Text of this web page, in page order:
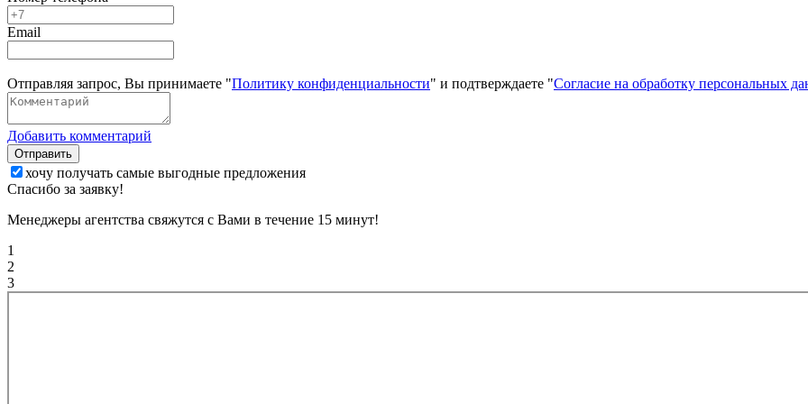
Email
Отправляя запрос, Вы принимаете "Политику конфиденциальности" и подтверждаете "Согласие на обработку персональных
Добавить комментарий
Отправить
хочу получать самые выгодные предложения
Спасибо за заявку!
Менеджеры агентства свяжутся с Вами в течение 15 минут!
1
2
3